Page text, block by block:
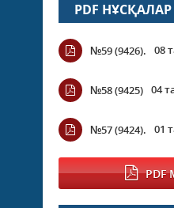
PDF
№59 (9426). 08
№58 (9425) 04
№57 (9424). 01
PDF